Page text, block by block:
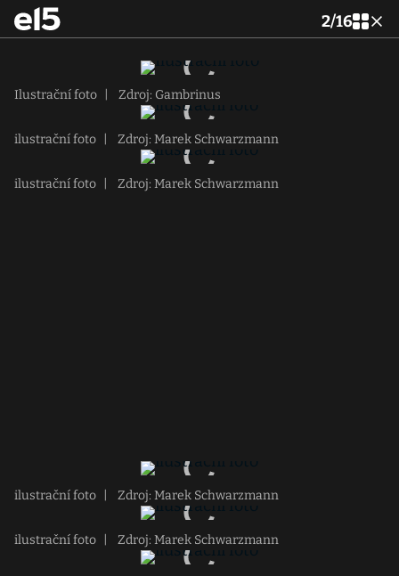
2/16
Ilustrační foto Zdroj: Gambrinus
ilustrační foto Zdroj: Marek Schwarzmann
ilustrační foto Zdroj: Marek Schwarzmann
ilustrační foto Zdroj: Marek Schwarzmann
ilustrační foto Zdroj: Marek Schwarzmann